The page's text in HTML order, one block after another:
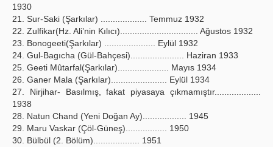
1930
21. Sur-Saki (Şarkılar) ................... Temmuz 1932
22. Zulfikar(Hz. Ali’nin Kılıcı)................................ Ağustos 1932
23. Bonogeeti(Şarkılar) ..................... Eylül 1932
24. Gul-Bagıcha (Gül-Bahçesi)...................... Haziran 1933
25. Geeti Mûtarfal(Şarkılar)..................... Mayıs 1934
26. Ganer Mala (Şarkılar)....................... Eylül 1934
27. Nirjihar- Basılmış, fakat piyasaya çıkmamıştır...................
1938
28. Natun Chand (Yeni Doğan Ay).................. 1945
29. Maru Vaskar (Çöl-Güneş)................. 1950
30. Bülbül (2. Bölüm)................... 1951